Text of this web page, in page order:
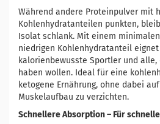
Während andere Proteinpulver mit
Kohlenhydratanteilen punkten,
Isolat schlank. Mit einem
niedrigen Kohlenhydratanteil
kalorienbewusste Sportler und
haben wollen. Ideal für eine
ketogene Ernährung, ohne dabei
Muskelaufbau zu verzichten.
Schnellere Absorption – Für